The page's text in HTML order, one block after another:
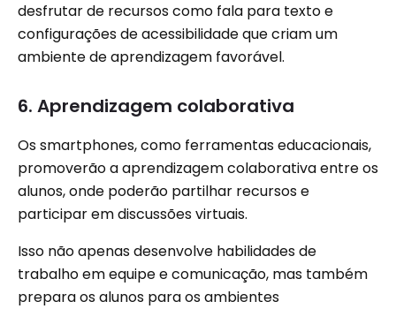
desfrutar de recursos como fala para texto e
configurações de acessibilidade que criam um
ambiente de aprendizagem favorável.
6. Aprendizagem colaborativa
Os smartphones, como ferramentas educacionais,
promoverão a aprendizagem colaborativa entre os
alunos, onde poderão partilhar recursos e
participar em discussões virtuais.
Isso não apenas desenvolve habilidades de
trabalho em equipe e comunicação, mas também
prepara os alunos para os ambientes